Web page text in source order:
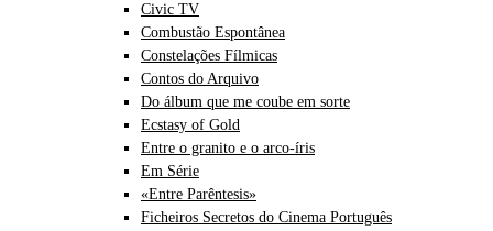
Civic TV
Combustão Espontânea
Constelações Fílmicas
Contos do Arquivo
Do álbum que me coube em sorte
Ecstasy of Gold
Entre o granito e o arco-íris
Em Série
«Entre Parêntesis»
Ficheiros Secretos do Cinema Português